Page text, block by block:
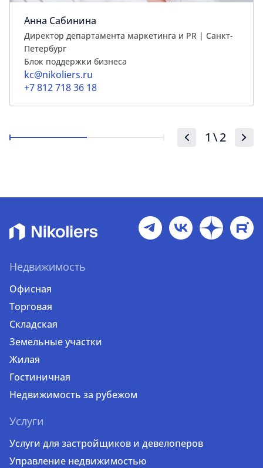
Анна Сабинина
Директор департамента маркетинга и PR | Cанкт-
Петербург
Блок поддержки бизнеса
kc@nikoliers.ru
+7 812 718 36 18
1 \2
Недвижимость
Офисная
Торговая
Складская
Земельные участки
Жилая
Гостиничная
Недвижимость за рубежом
Услуги
Услуги для застройщиков и девелоперов
Управление недвижимостью